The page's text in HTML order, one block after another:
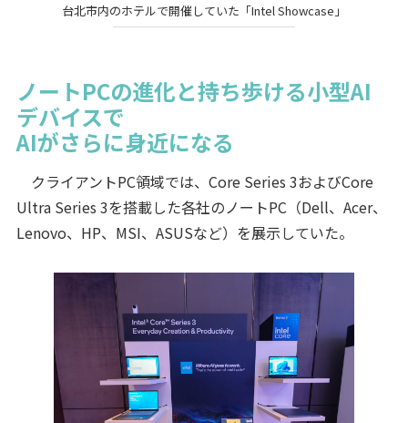
台北市内のホテルで開催していた「Intel Showcase」
ノートPCの進化と持ち歩ける小型AI
デバイスで
AIがさらに身近になる
クライアントPC領域では、Core Series 3およびCore
Ultra Series 3を搭載した各社のノートPC（Dell、Acer、
Lenovo、HP、MSI、ASUSなど）を展示していた。